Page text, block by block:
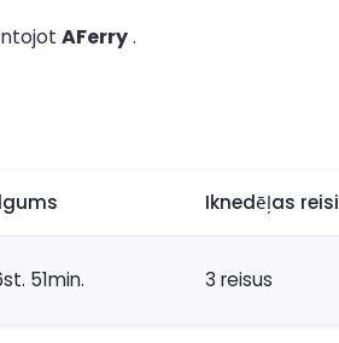
AFerry.
Iknedēļas reisi
51min. 3 reisus